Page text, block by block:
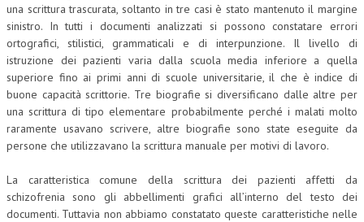
una scrittura trascurata, soltanto in tre casi è stato mantenuto il margine
sinistro. In tutti i documenti analizzati si possono constatare errori
ortografici, stilistici, grammaticali e di interpunzione. Il livello di
istruzione dei pazienti varia dalla scuola media inferiore a quella
superiore fino ai primi anni di scuole universitarie, il che è indice di
buone capacità scrittorie. Tre biografie si diversificano dalle altre per
una scrittura di tipo elementare probabilmente perché i malati molto
raramente usavano scrivere, altre biografie sono state eseguite da
persone che utilizzavano la scrittura manuale per motivi di lavoro.
La caratteristica comune della scrittura dei pazienti affetti da
schizofrenia sono gli abbellimenti grafici all’interno del testo dei
documenti. Tuttavia non abbiamo constatato queste caratteristiche nelle